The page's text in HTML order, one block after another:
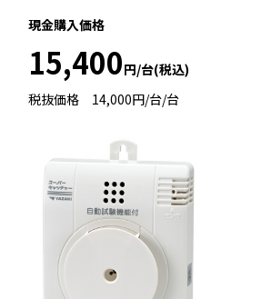
現金購入価格
15,400円/台(税込)
税抜価格 14,000円/台/台